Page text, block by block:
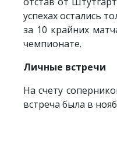
успехах остались
за 10 крайних
чемпионате.
Личные встречи
На счету
встреча была в